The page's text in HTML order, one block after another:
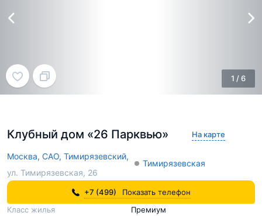
Клубный дом «26 Парквью» На карте
Москва, САО, Тимирязевский,
ул. Тимирязевская, 26
Тимирязевская
1 /6
Класс жилья
Премиум
+7 (499) Показать телефон